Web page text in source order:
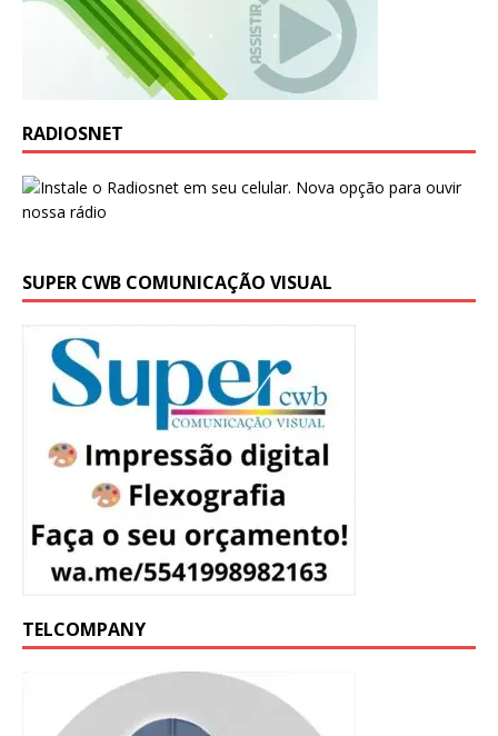
RADIOSNET
SUPER CWB COMUNICAÇÃO VISUAL
TELCOMPANY